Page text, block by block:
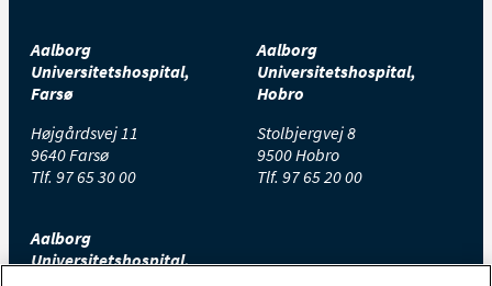
Aalborg
Universitetshospital,
Farsø
Højgårdsvej 11
9640 Farsø
Tlf. 97 65 30 00
Aalborg
Universitetshospital,
Hobro
Stolbjergvej 8
9500 Hobro
Tlf. 97 65 20 00
Aalborg
Universitetshospital,